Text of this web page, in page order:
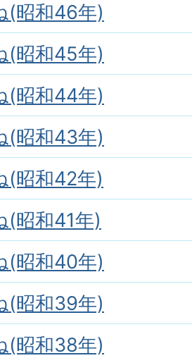
(昭和46年)
(昭和45年)
(昭和44年)
(昭和43年)
(昭和42年)
(昭和41年)
(昭和40年)
(昭和39年)
(昭和38年)